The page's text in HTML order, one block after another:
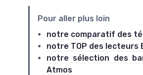
Pour aller plus loin
notre comparatif des
notre TOP des lecteurs
notre sélection des
Atmos